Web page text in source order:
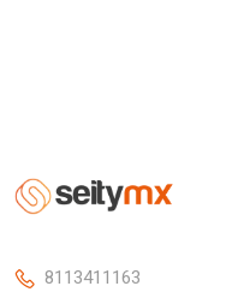
8113411163